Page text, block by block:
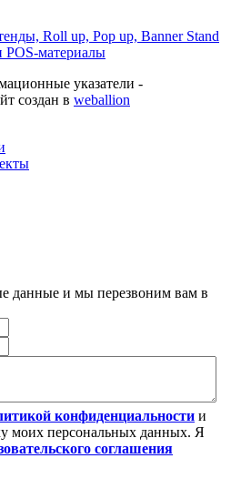
Roll up, Pop up, Banner Stand
материалы
указатели -
создан в weballion
данные и мы перезвоним вам в
конфиденциальности и
моих персональных данных. Я
соглашения